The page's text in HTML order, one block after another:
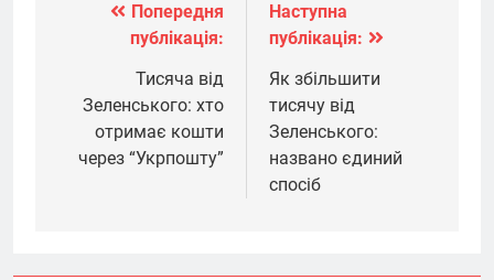
Навігація
записів
Попередня
публікація:
Тисяча від
Зеленського: хто
отримає кошти
через “Укрпошту”
Наступна
публікація:
Як збільшити
тисячу від
Зеленського:
названо єдиний
спосіб